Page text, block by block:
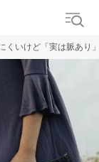
くいけど「実は脈あり